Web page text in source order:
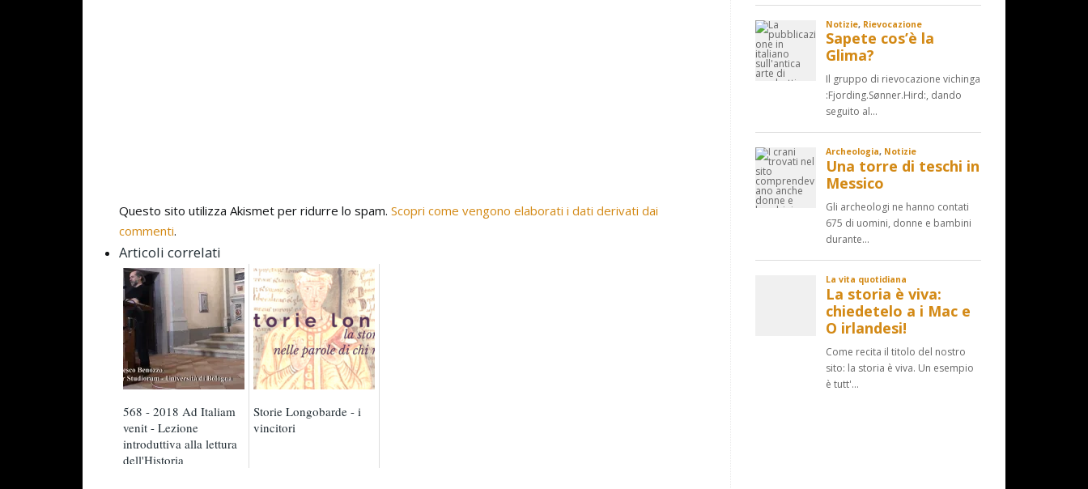
Questo sito utilizza Akismet per ridurre lo spam. Scopri come vengono elaborati i dati derivati dai
commenti.
Articoli correlati
568 - 2018 Ad Italiam
venit - Lezione
introduttiva alla lettura
dell'Historia
Storie Longobarde - i
vincitori